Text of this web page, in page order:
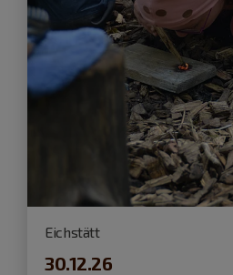
Eichstätt
30.12.26